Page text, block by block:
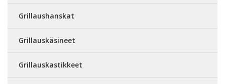
Grillaushanskat
Grillauskäsineet
Grillauskastikkeet